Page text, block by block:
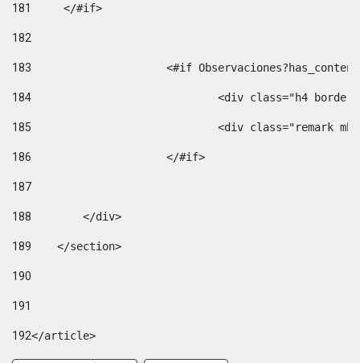
181
	</#if>
182
183
<#if
184
<div class="h4
185
<div class="remark
186
			</#if>
187
188
        </div>
189
    </section>
190
191
192</article>